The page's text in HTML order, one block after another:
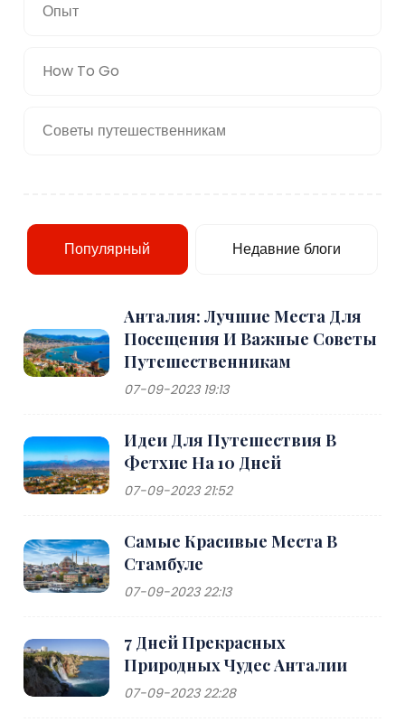
Опыт
How To Go
Советы путешественникам
Популярный Недавние блоги
Анталия: Лучшие Места Для
Посещения И Важные Советы
Путешественникам
07-09-2023 19:13
Идеи Для Путешествия В
Фетхие На 10 Дней
07-09-2023 21:52
Самые Красивые Места В
Стамбуле
07-09-2023 22:13
7 Дней Прекрасных
Природных Чудес Анталии
07-09-2023 22:28